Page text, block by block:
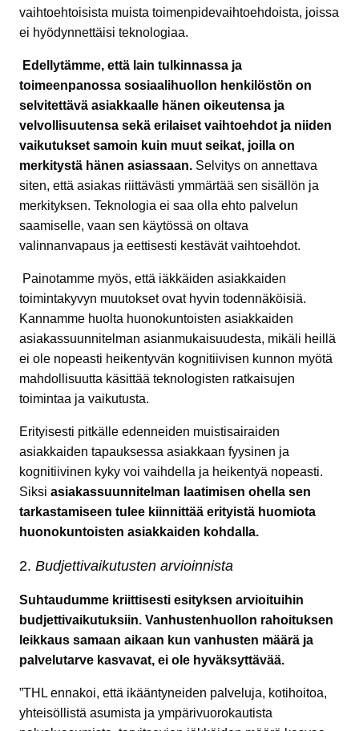
vaihtoehtoisista muista toimenpidevaihtoehdoista, joissa
ei hyödynnettäisi teknologiaa.
Edellytämme, että lain tulkinnassa ja
toimeenpanossa sosiaalihuollon henkilöstön on
selvitettävä asiakkaalle hänen oikeutensa ja
velvollisuutensa sekä erilaiset vaihtoehdot ja niiden
vaikutukset samoin kuin muut seikat, joilla on
merkitystä hänen asiassaan. Selvitys on annettava
siten, että asiakas riittävästi ymmärtää sen sisällön ja
merkityksen. Teknologia ei saa olla ehto palvelun
saamiselle, vaan sen käytössä on oltava
valinnanvapaus ja eettisesti kestävät vaihtoehdot.
Painotamme myös, että iäkkäiden asiakkaiden
toimintakyvyn muutokset ovat hyvin todennäköisiä.
Kannamme huolta huonokuntoisten asiakkaiden
asiakassuunnitelman asianmukaisuudesta, mikäli heillä
ei ole nopeasti heikentyvän kognitiivisen kunnon myötä
mahdollisuutta käsittää teknologisten ratkaisujen
toimintaa ja vaikutusta.
Erityisesti pitkälle edenneiden muistisairaiden
asiakkaiden tapauksessa asiakkaan fyysinen ja
kognitiivinen kyky voi vaihdella ja heikentyä nopeasti.
Siksi asiakassuunnitelman laatimisen ohella sen
tarkastamiseen tulee kiinnittää erityistä huomiota
huonokuntoisten asiakkaiden kohdalla.
Budjettivaikutusten arvioinnista
Suhtaudumme kriittisesti esityksen arvioituihin
budjettivaikutuksiin. Vanhustenhuollon rahoituksen
leikkaus samaan aikaan kun vanhusten määrä ja
palvelutarve kasvavat, ei ole hyväksyttävää.
”THL ennakoi, että ikääntyneiden palveluja, kotihoitoa,
yhteisöllistä asumista ja ympärivuorokautista